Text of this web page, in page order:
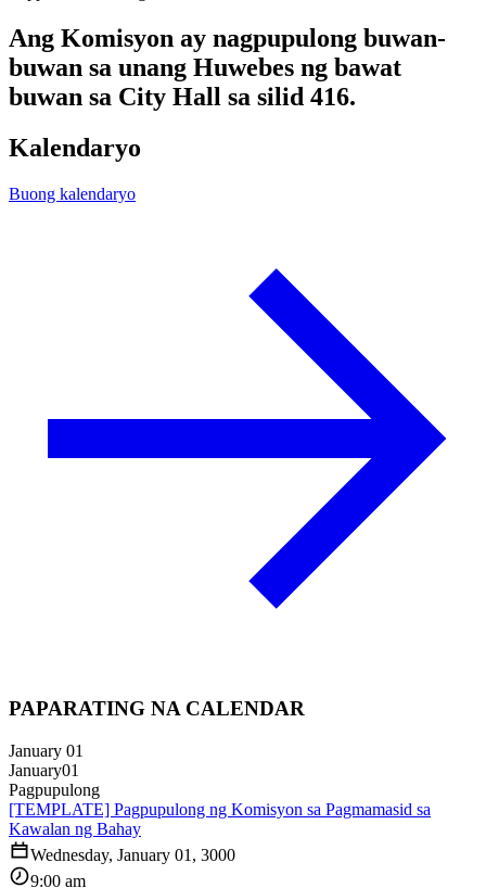
Ang Komisyon ay nagpupulong buwan-
buwan sa unang Huwebes ng bawat
buwan sa City Hall sa silid 416.
Kalendaryo
Buong kalendaryo
PAPARATING NA CALENDAR
January 01
January01
Pagpupulong
[TEMPLATE] Pagpupulong ng Komisyon sa Pagmamasid sa
Kawalan ng Bahay
Wednesday, January 01, 3000
9:00 am